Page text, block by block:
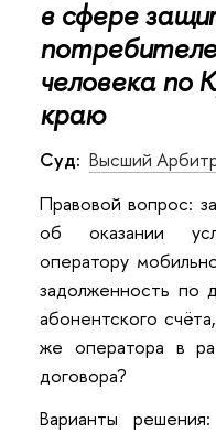
в сфере
человека по
краю
Суд: Высший
Правовой вопрос:
об оказании
оператору
задолженность по
абонентского
же оператора в
договора?
Варианты